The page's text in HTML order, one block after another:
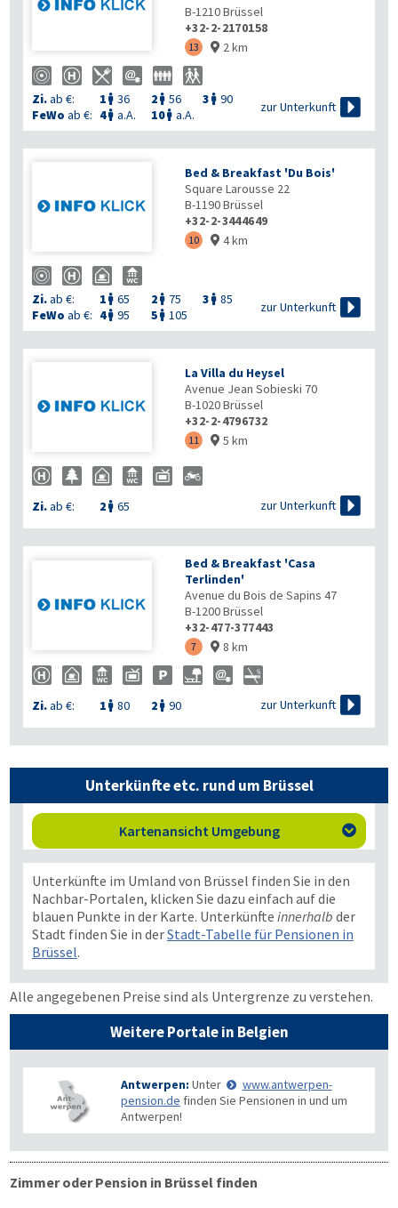
B-1210Brüssel
+32-2-2170158
13  2 km
Zi.ab €: 1  36 2  56 3  90
FeWo ab €: 4 a.A. 10 a.A.
zur Unterkunft 
Bed & Breakfast 'Du Bois'
Square Larousse 22
B-1190Brüssel
+32-2-3444649
10  4 km
Zi.ab €: 1  65 2  75 3  85
FeWo ab €: 4 95 5  105
zur Unterkunft 
La Villa du Heysel
Avenue Jean Sobieski 70
B-1020Brüssel
+32-2-4796732
11  5 km
Zi.ab €: 2  65 zur Unterkunft 
Bed & Breakfast 'Casa
Terlinden'
Avenue du Bois de Sapins 47
B-1200Brüssel
+32-477-377443
7  8 km
Zi.ab €: 1  80 2  90 zur Unterkunft 
Unterkünfte etc. rund um Brüssel
Kartenansicht Umgebung 
Unterkünfte im Umland von Brüssel finden Sie in den
Nachbar-Portalen, klicken Sie dazu einfach auf die
blauen Punkte in der Karte. Unterkünfte innerhalb der
Stadt finden Sie in derStadt-Tabelle für Pensionen in
Brüssel.
Alle angegebenen Preise sind als Untergrenze zu verstehen.
Weitere Portale in Belgien
Antwerpen: Unter
www.antwerpen-
pension.de finden Sie Pensionen in und um
Antwerpen!
Zimmer oder Pension in Brüssel finden